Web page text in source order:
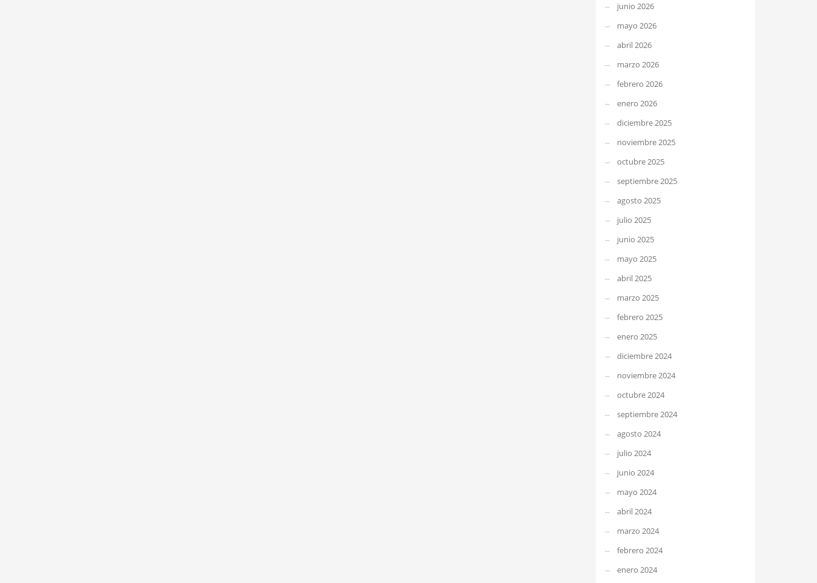
junio 2026
mayo 2026
abril 2026
marzo 2026
febrero 2026
enero 2026
diciembre 2025
noviembre 2025
octubre 2025
septiembre 2025
agosto 2025
julio 2025
junio 2025
mayo 2025
abril 2025
marzo 2025
febrero 2025
enero 2025
diciembre 2024
noviembre 2024
octubre 2024
septiembre 2024
agosto 2024
julio 2024
junio 2024
mayo 2024
abril 2024
marzo 2024
febrero 2024
enero 2024